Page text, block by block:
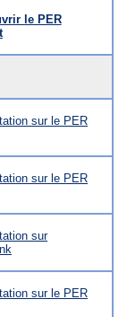
le PER
sur le PER
sur le PER
sur
sur le PER